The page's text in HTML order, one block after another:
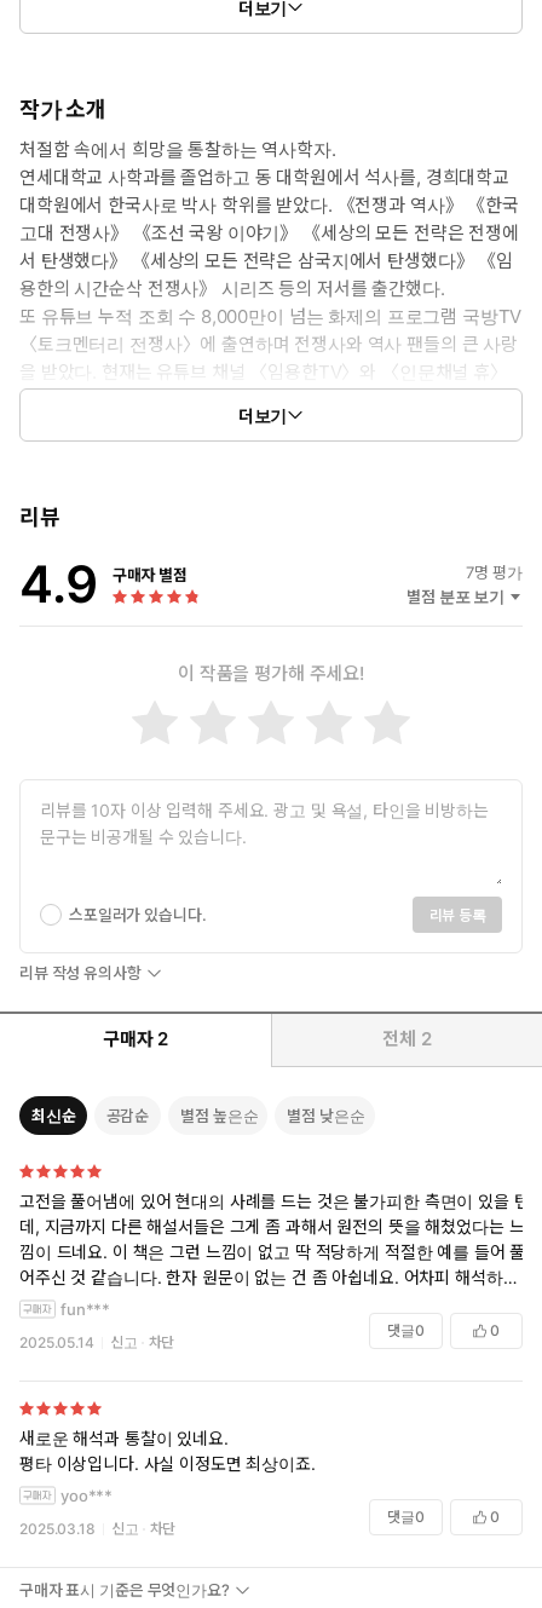
실상을 끄집어내는 능력이 전쟁을 승패를 좌우하는 만큼, 그 능력
1805년 울름 전투에서 나폴레옹과 맞섰던 오스트리아 사령관 카
사망했다는 설이 있다. 나폴레옹의 미스터리란, 나폴레옹군의 불
가사의한 이동 능력이었다. 아니, 출몰이라는 표현이 옳겠다. 그전
것이 정석이었다. 불확실한 지도, 좁은 도로, 뒤처지는 병참 능력과
상 지역에 병력을 모아놓고 전투를 시작했다. 뒤에 숨겨놓은 군대
가 있다고 해도 멀리 떨어트려 놓을 수는 없었다. 이런 뻔한 속임
수를 탐지하기 위해 양측은 서로 기병을 동원해 보병의 하루 이동
범위를 정찰했다. 그 안에 적군이 없다면 이 전장에 있는 군대가
전부라는 의미였다.
는 군단을 서로 다른 경로로 이동시켜, 정해진 시간에 전투지에 도
착하게 했다. 눈앞에 있는 나폴레옹군의 규모만 보고 전투에 돌입한
상대는 전투 중에 갑자기 등장하는 프랑스군에 기겁하고 패전하는
일이 다반사였다. 아우스터리츠 전투는 지금의 체코에서 벌어졌는
해서 전장에 도착했다. — 23-24
사람은 대책 없는 강경론자다. 전쟁에서는 강경론이 득세한다. 그
직전에 작은 승리라도 거두었다면, 신중론을 펴는 사람은 비겁자로
몰리기 십상이다.
진정한 용기는 두려움에서 나온다. 두려움을 모르는 사람은 진정한
용사가 될 수 없다. 리더는 경박해서 용감해 보이는 사람과 진정한
투사, 겁이 많아서 신중한 사람과 시야가 넓어서 신중한 사람을 구
별할 줄 알아야 한다. 그래야 이런 참모들이 하는 조언을 받아들여
싸울 때와 싸우지 말아야 할 때를 판단할 수 있다.
몽골군이라고 하면 전투적이고 야성적인 전사를 연상하기 쉽다.
더가 대책 없이 용감하고 무모한 전사였다. 칭기즈칸은 그런 인
물은 아예 전쟁터에서 격리해 말 먹이는 곳으로 쫓아 보냈다. 칭
기즈칸에게 우수한 장교는 싸울 때와 싸우지 않을 때를 구분하는
사람, 공격을 개시할 최적의 타이밍까지 꾹 참고 기다릴 줄 아는
사람이었다. 지혜와 인내, 칭기즈칸은 초원의 야만적인 전사의
수했고, 그의 군대는 세계 최강의 군대가 되었다. — 148쪽
더보기
작가 소개
처절함 속에서 희망을 통찰하는 역사학자.
연세대학교 사학과를 졸업하고 동 대학원에서 석사를, 경희대학교
대학원에서 한국사로 박사 학위를 받았다. 《전쟁과 역사》 《한국
고대 전쟁사》 《조선 국왕 이야기》 《세상의 모든 전략은 전쟁에
서 탄생했다》 《세상의 모든 전략은 삼국지에서 탄생했다》 《임
용한의 시간순삭 전쟁사》 시리즈 등의 저서를 출간했다.
또 유튜브 누적 조회 수 8,000만이 넘는 화제의 프로그램 국방TV
〈토크멘터리 전쟁사〉에 출연하며 전쟁사와 역사 팬들의 큰 사랑
을 받았다. 현재는 유튜브 채널 〈임용한TV〉와 〈인문채널 휴〉
를 운영하고 동아닷컴 칼럼 ‘임용한의 전쟁사’를 연재하고 하고 있
으며 KJ인문경영연구원 대표로 연구 활동을 지속하고 있다.
더보기
리뷰
4.9 구매자 별점 7명 평가
별점 분포 보기
이 작품을 평가해 주세요!
스포일러가 있습니다. 리뷰 등록
리뷰 작성 유의사항
구매자 2 전체 2
최신순 공감순 별점 높은순 별점 낮은순
고전을 풀어냄에 있어 현대의 사례를 드는 것은 불가피한 측면이 있을 텐
데, 지금까지 다른 해설서들은 그게 좀 과해서 원전의 뜻을 해쳤었다는 느
낌이 드네요. 이 책은 그런 느낌이 없고 딱 적당하게 적절한 예를 들어 풀
어주신 것 같습니다. 한자 원문이 없는 건 좀 아쉽네요. 어차피 해석하지
는 못하지만 한자 원문이 있으면 옛날 성경 번역본 보듯 멋있는 느낌이 있
fun***
2025.05.14 신고 차단
댓글0 0
새로운 해석과 통찰이 있네요.
평타 이상입니다. 사실 이정도면 최상이죠.
yoo***
2025.03.18 신고 차단
댓글0 0
구매자 표시 기준은 무엇인가요?